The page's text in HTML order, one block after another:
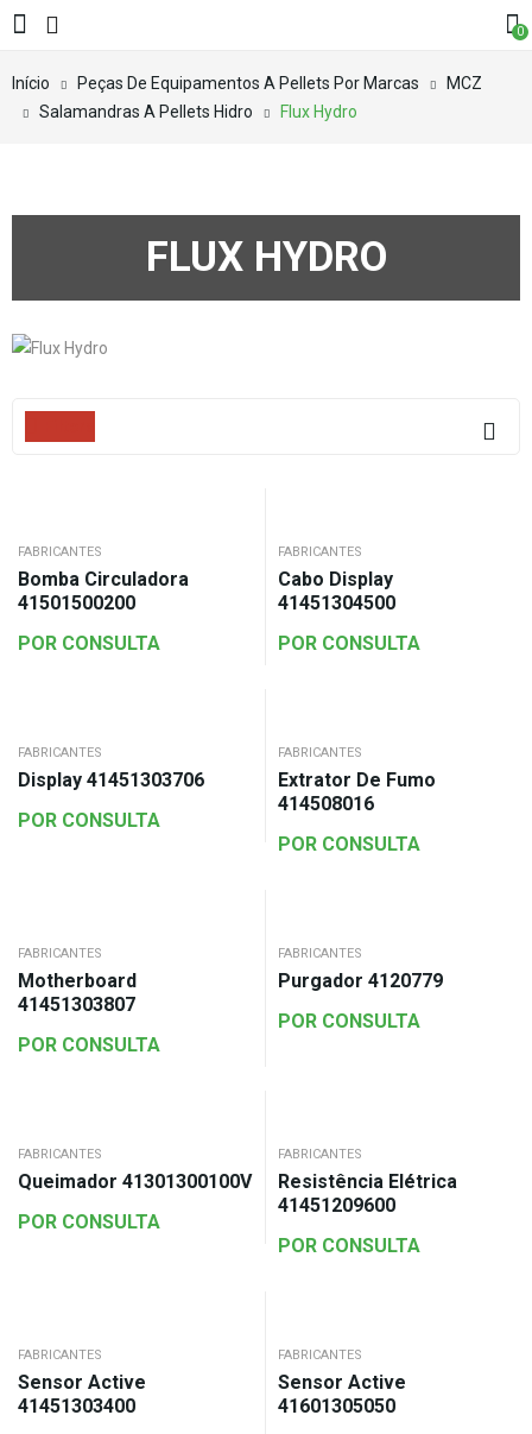
0
Início Peças De Equipamentos A Pellets Por Marcas
MCZ
Salamandras A Pellets Hidro
Flux Hydro
FLUX HYDRO
FABRICANTES
Bomba Circuladora
41501500200
POR CONSULTA
FABRICANTES
Cabo Display
41451304500
POR CONSULTA
FABRICANTES
Display 41451303706
POR CONSULTA
FABRICANTES
Extrator De Fumo
414508016
POR CONSULTA
FABRICANTES
Motherboard
41451303807
POR CONSULTA
FABRICANTES
Purgador 4120779
POR CONSULTA
FABRICANTES
Queimador 41301300100V
POR CONSULTA
FABRICANTES
Resistência Elétrica
41451209600
POR CONSULTA
FABRICANTES
Sensor Active
41451303400
FABRICANTES
Sensor Active
41601305050